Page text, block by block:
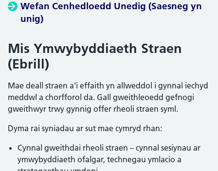
Wefan Cenhedloedd Unedig (Saesneg yn
unig)
Mis Ymwybyddiaeth Straen
(Ebrill)
Mae deall straen a’i effaith yn allweddol i gynnal iechyd
meddwl a chorfforol da. Gall gweithleoedd gefnogi
gweithwyr trwy gynnig offer rheoli straen syml.
Dyma rai syniadau ar sut mae cymryd rhan:
Cynnal gweithdai rheoli straen – cynnal sesiynau ar
ymwybyddiaeth ofalgar, technegau ymlacio a